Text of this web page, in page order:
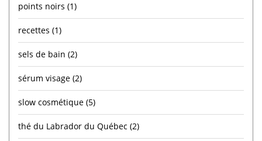
points noirs (1)
recettes (1)
sels de bain (2)
sérum visage (2)
slow cosmétique (5)
thé du Labrador du Québec (2)